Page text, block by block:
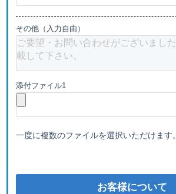
その他（入力自由）
添付ファイル1
一度に複数のファイルを選択いただけます。
お客様について